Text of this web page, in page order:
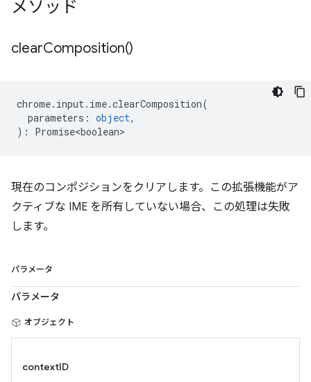
メソッド
clearComposition()
chrome. input. ime.clearComposition(
parameters : object,
) : Promise<boolean>
現在のコンポジションをクリアします。この拡張機能がア
クティブな IME を所有していない場合、この処理は失敗
します。
パラメータ
パラメータ
オブジェクト
contextID